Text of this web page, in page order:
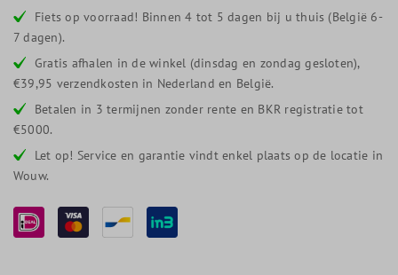
Fiets op voorraad! Binnen 4 tot 5 dagen bij u thuis (België 6-
7 dagen).
Gratis afhalen in de winkel (dinsdag en zondag gesloten),
€39,95 verzendkosten in Nederland en België.
Betalen in 3 termijnen zonder rente en BKR registratie tot
€5000.
Let op! Service en garantie vindt enkel plaats op de locatie in
Wouw.